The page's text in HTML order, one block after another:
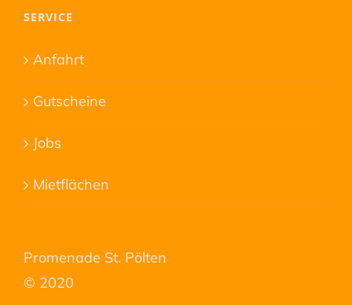
SERVICE
Anfahrt
Gutscheine
Jobs
Mietflächen
Promenade St. Pölten
© 2020